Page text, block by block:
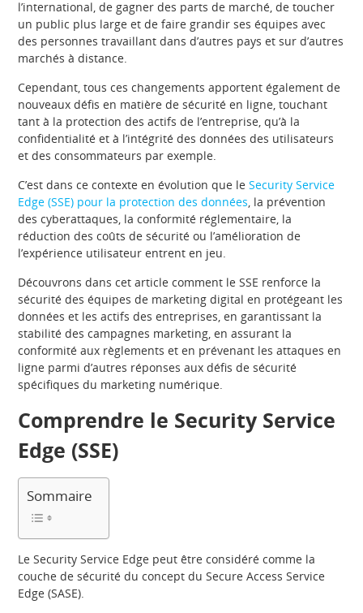
l’international, de gagner des parts de marché, de toucher
un public plus large et de faire grandir ses équipes avec
des personnes travaillant dans d’autres pays et sur d’autres
marchés à distance.
Cependant, tous ces changements apportent également de
nouveaux défis en matière de sécurité en ligne, touchant
tant à la protection des actifs de l’entreprise, qu’à la
confidentialité et à l’intégrité des données des utilisateurs
et des consommateurs par exemple.
C’est dans ce contexte en évolution que le Security Service
Edge (SSE) pour la protection des données, la prévention
des cyberattaques, la conformité réglementaire, la
réduction des coûts de sécurité ou l’amélioration de
l’expérience utilisateur entrent en jeu.
Découvrons dans cet article comment le SSE renforce la
sécurité des équipes de marketing digital en protégeant les
données et les actifs des entreprises, en garantissant la
stabilité des campagnes marketing, en assurant la
conformité aux règlements et en prévenant les attaques en
ligne parmi d’autres réponses aux défis de sécurité
spécifiques du marketing numérique.
Comprendre le Security Service
Edge (SSE)
Sommaire
Le Security Service Edge peut être considéré comme la
couche de sécurité du concept du Secure Access Service
Edge (SASE).